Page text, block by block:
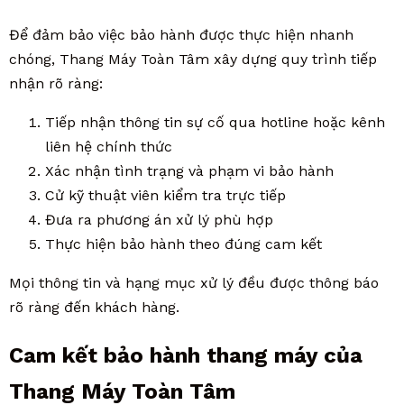
Để đảm bảo việc bảo hành được thực hiện nhanh
chóng, Thang Máy Toàn Tâm xây dựng quy trình tiếp
nhận rõ ràng:
Tiếp nhận thông tin sự cố qua hotline hoặc kênh
liên hệ chính thức
Xác nhận tình trạng và phạm vi bảo hành
Cử kỹ thuật viên kiểm tra trực tiếp
Đưa ra phương án xử lý phù hợp
Thực hiện bảo hành theo đúng cam kết
Mọi thông tin và hạng mục xử lý đều được thông báo
rõ ràng đến khách hàng.
Cam kết bảo hành thang máy của
Thang Máy Toàn Tâm